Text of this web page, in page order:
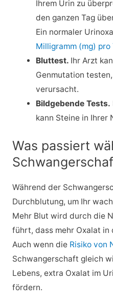
Ihrem Urin zu
den ganzen Tag
Ein normaler
Milligramm (mg) pro
Bluttest. Ihr Arzt
Genmutation
verursacht.
Bildgebende Tests.
kann Steine in Ihrer
Was passiert
Während der
Durchblutung, um Ihr
Mehr Blut wird durch die
führt, dass mehr Oxalat
Auch wenn die Risiko von
Schwangerschaft gleich
Lebens, extra Oxalat im
fördern.